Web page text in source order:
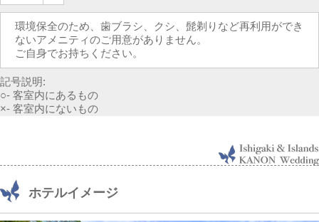
環境保全のため、歯ブラシ、クシ、髭剃りなど再利用ができ
ないアメニティのご用意がありません。
ご自身でお持ちください。
記号説明:
○- 客室内にあるもの
×- 客室内にないもの
ホテルイメージ